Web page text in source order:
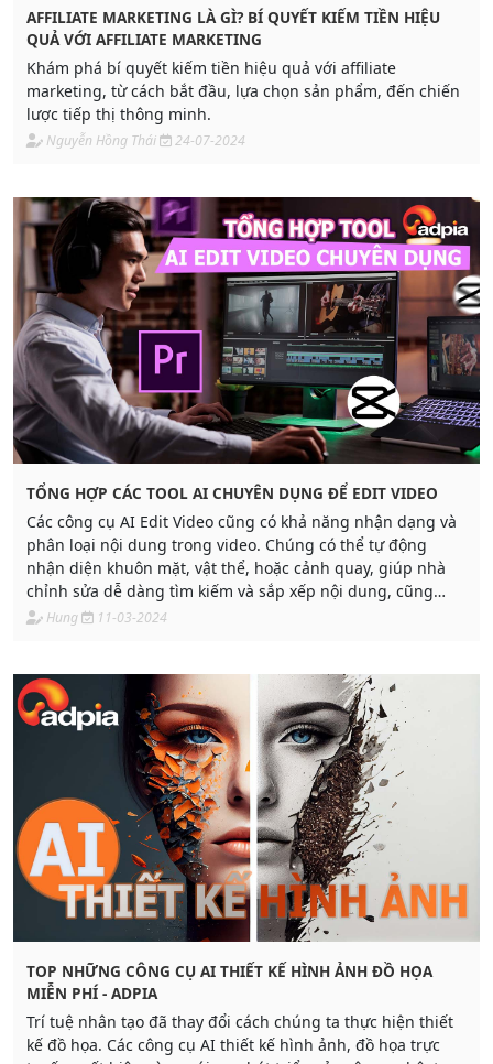
AFFILIATE MARKETING LÀ GÌ? BÍ QUYẾT KIẾM TIỀN HIỆU
QUẢ VỚI AFFILIATE MARKETING
Khám phá bí quyết kiếm tiền hiệu quả với affiliate
marketing, từ cách bắt đầu, lựa chọn sản phẩm, đến chiến
lược tiếp thị thông minh.
Nguyễn Hồng Thái 24-07-2024
TỔNG HỢP CÁC TOOL AI CHUYÊN DỤNG ĐỂ EDIT VIDEO
Các công cụ AI Edit Video cũng có khả năng nhận dạng và
phân loại nội dung trong video. Chúng có thể tự động
nhận diện khuôn mặt, vật thể, hoặc cảnh quay, giúp nhà
chỉnh sửa dễ dàng tìm kiếm và sắp xếp nội dung, cũng
như áp dụng các hiệu chỉnh tự động dựa trên nội dung.
Hung 11-03-2024
TOP NHỮNG CÔNG CỤ AI THIẾT KẾ HÌNH ẢNH ĐỒ HỌA
MIỄN PHÍ - ADPIA
Trí tuệ nhân tạo đã thay đổi cách chúng ta thực hiện thiết
kế đồ họa. Các công cụ AI thiết kế hình ảnh, đồ họa trực